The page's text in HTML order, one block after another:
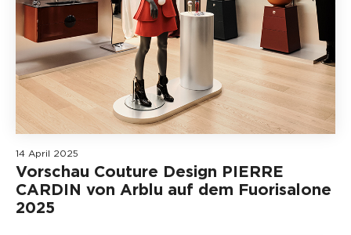
14 April 2025
Vorschau Couture Design PIERRE
CARDIN von Arblu auf dem Fuorisalone
2025